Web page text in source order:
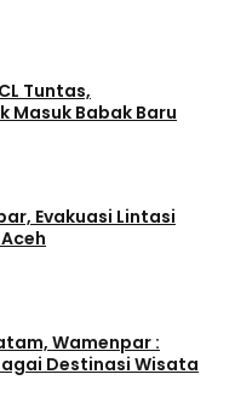
Tuntas,
Masuk Babak Baru
Evakuasi Lintasi
Wamenpar :
Destinasi Wisata